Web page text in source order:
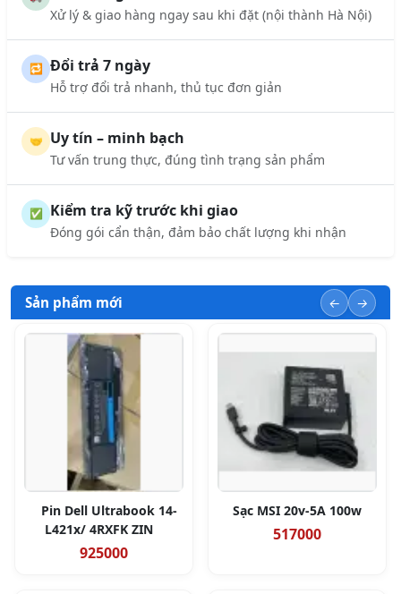
Xử lý & giao hàng ngay sau khi đặt (nội thành Hà Nội)
🔁 Đổi trả 7 ngày
Hỗ trợ đổi trả nhanh, thủ tục đơn giản
🤝 Uy tín – minh bạch
Tư vấn trung thực, đúng tình trạng sản phẩm
✅ Kiểm tra kỹ trước khi giao
Đóng gói cẩn thận, đảm bảo chất lượng khi nhận
Sản phẩm mới
Pin Dell Ultrabook 14-
L421x/ 4RXFK ZIN
925000
Sạc MSI 20v-5A 100w
517000